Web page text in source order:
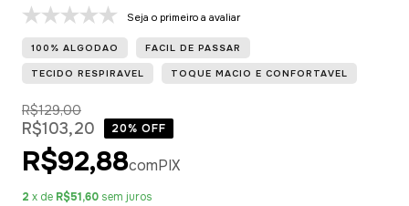
Seja o primeiro a avaliar
100% ALGODAO FACIL DE PASSAR
TECIDO RESPIRAVEL TOQUE MACIO E CONFORTAVEL
R$129,00
R$103,20 20% OFF
R$92,88comPIX
2 x de R$51,60 sem juros